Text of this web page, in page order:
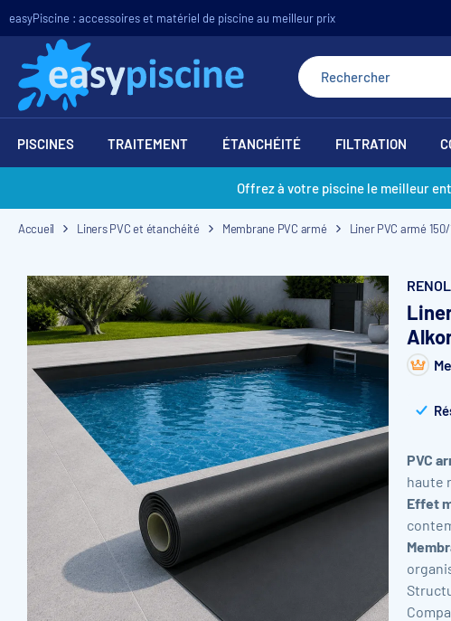
easyPiscine : accessoires et matériel de piscine au meilleur prix
PISCINES TRAITEMENT ÉTANCHÉITÉ FILTRATION
Offrez à votre piscine le meilleur
Accueil Liners PVC et étanchéité Membrane PVC armé Liner PVC armé
PVC
haute
Effet